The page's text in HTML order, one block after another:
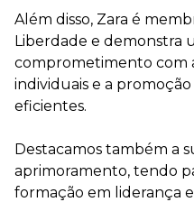
Além disso, Zara é
Liberdade e demonstra
comprometimento com
individuais e a
eficientes.
Destacamos também a
aprimoramento, tendo
formação em liderança